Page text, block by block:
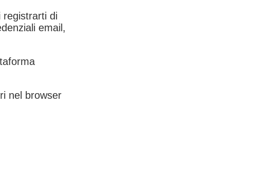
registrarti di
email,
nel browser